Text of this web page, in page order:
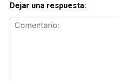
Dejar una respuesta: